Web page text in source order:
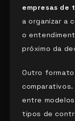
empresas de
a organizar a
o
próximo da
Outro
entre
tipos de